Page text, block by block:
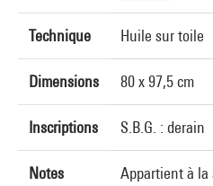
Technique Huile sur toile
Dimensions 80 x 97,5 cm
Inscriptions S.B.G. : derain
Notes
Appartient à la